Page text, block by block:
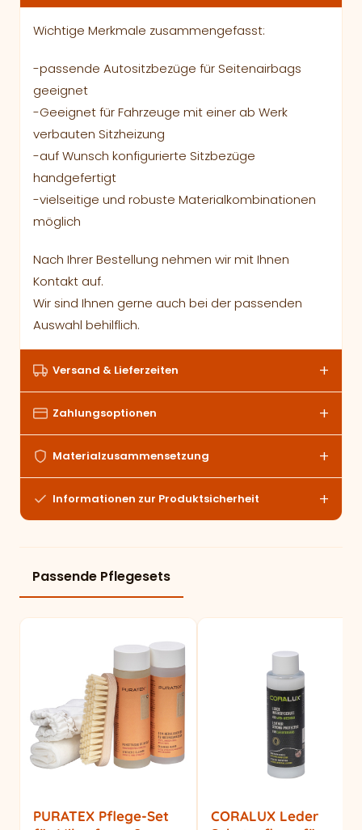
Wichtige Merkmale zusammengefasst:
-passende Autositzbezüge für Seitenairbags
geeignet
-Geeignet für Fahrzeuge mit einer ab Werk
verbauten Sitzheizung
-auf Wunsch konfigurierte Sitzbezüge
handgefertigt
-vielseitige und robuste Materialkombinationen
möglich
Nach Ihrer Bestellung nehmen wir mit Ihnen
Kontakt auf.
Wir sind Ihnen gerne auch bei der passenden
Auswahl behilflich.
Versand & Lieferzeiten
Zahlungsoptionen
Materialzusammensetzung
Informationen zur Produktsicherheit
Passende Pflegesets
PURATEX Pflege-Set
CORALUX Leder